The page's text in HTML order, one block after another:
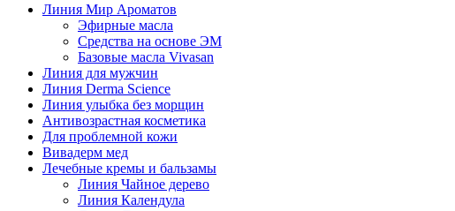
Линия Мир Ароматов
Эфирные масла
Средства на основе ЭМ
Базовые масла Vivasan
Линия для мужчин
Линия Derma Science
Линия улыбка без морщин
Антивозрастная косметика
Для проблемной кожи
Вивадерм мед
Лечебные кремы и бальзамы
Линия Чайное дерево
Линия Календула